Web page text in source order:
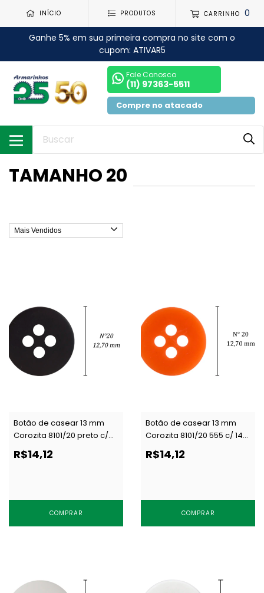
INÍCIO PRODUTOS CARRINHO 0
Ganhe 5% em sua primeira compra no site com o
cupom: ATIVAR5
Fale Conosco
(11) 97363-5511
Compre no atacado
TAMANHO 20
Botão de casear 13 mm
Corozita 8101/20 preto c/
144 un
R$14,12
COMPRAR
Botão de casear 13 mm
Corozita 8101/20 555 c/ 144
R$14,12
COMPRAR